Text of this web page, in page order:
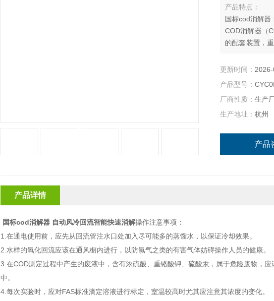
产品特点：
国标cod消解器
COD消解器（
的配套装置，
更新时间：
产品型号：
厂商性质： 生产
生产地址： 杭州
产品
产品详情
国标cod消解器 自动风冷回流智能快速消解操作注意事项：
1. 在通电使用前，应先从回流管注水口处加入尽可能多的蒸馏水，以保证冷却效果。
2. 水样的氧化回流应该在通风橱内进行，以防氯气之类的有害气体妨碍操作人员的健康。
3. 在COD测定过程中产生的废液中，含有浓硫酸、重铬酸钾、硫酸汞，属于危险废物，
中。
4. 每次实验时，应对FAS标准滴定溶液进行标定，室温较高时尤其应注意其浓度的变化。